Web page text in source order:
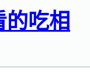
吃相